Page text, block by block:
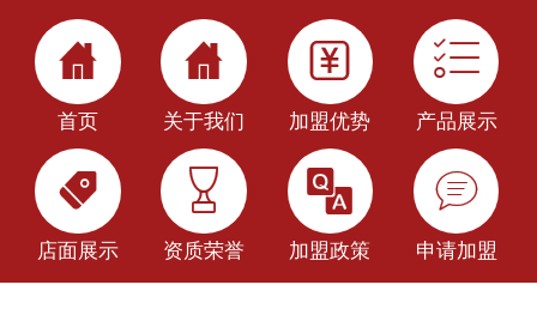
加盟政策
新闻中心
餐饮百科
申请加盟

首页

关于我们

加盟优势

产品展示

店面展示

资质荣誉

加盟政策

申请加盟